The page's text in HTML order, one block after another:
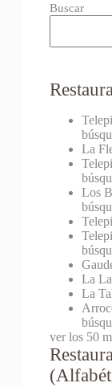
Buscar
La
Los
La
La
ver los 50